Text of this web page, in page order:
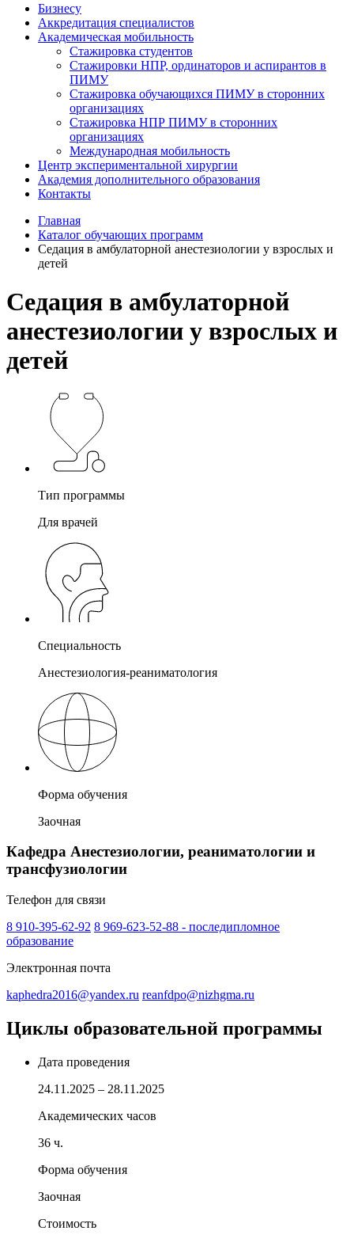
Бизнесу
Аккредитация специалистов
Академическая мобильность
Стажировка студентов
Стажировки НПР, ординаторов и аспирантов в
ПИМУ
Стажировка обучающихся ПИМУ в сторонних
организациях
Стажировка НПР ПИМУ в сторонних
организациях
Международная мобильность
Центр экспериментальной хирургии
Академия дополнительного образования
Контакты
Главная
Каталог обучающих программ
Седация в амбулаторной анестезиологии у взрослых и
детей
Седация в амбулаторной
анестезиологии у взрослых и
детей
Тип программы
Для врачей
Специальность
Анестезиология-реаниматология
Форма обучения
Заочная
Кафедра Анестезиологии, реаниматологии и
трансфузиологии
Телефон для связи
8 910-395-62-92 8 969-623-52-88 - последипломное
образование
Электронная почта
kaphedra2016@yandex.ru reanfdpo@nizhgma.ru
Циклы образовательной программы
Дата проведения
24.11.2025 – 28.11.2025
Академических часов
36 ч.
Форма обучения
Заочная
Стоимость